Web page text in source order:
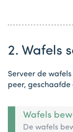
2. Wafels
Serveer de
peer, geschaafde
Wafels
De wafels